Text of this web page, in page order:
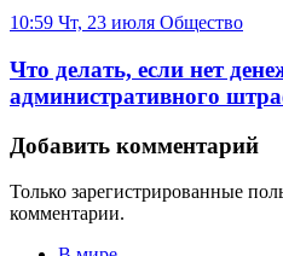
10:59 Чт, 23 июля Общество
Что делать, если нет
административного
Добавить комментарий
Только зарегистрированные
комментарии.